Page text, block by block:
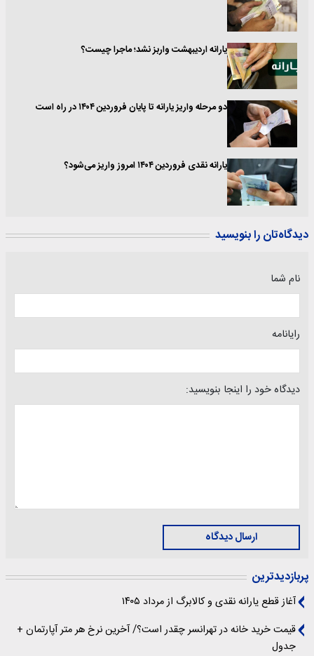
یارانه اردیبهشت واربز نشد؛ ماجرا چیست؟
دو مرحله واریز یارانه تا پایان فروردین ۱۴۰۴ در راه است
یارانه نقدی فروردین ۱۴۰۴ امروز واریز می‌شود؟
دیدگاه‌تان را بنویسید
نام شما
رایانامه
دیدگاه خود را اینجا بنویسید:
ارسال دیدگاه
پربازدیدترین
آغاز قطع یارانه نقدی و کالابرگ از مرداد ۱۴۰۵
قیمت خرید خانه در تهرانسر چقدر است؟/ آخرین نرخ هر متر آپارتمان +
جدول